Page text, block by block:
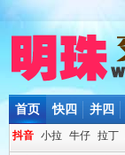
首页 快四 并四
抖音 小拉 牛仔 拉丁